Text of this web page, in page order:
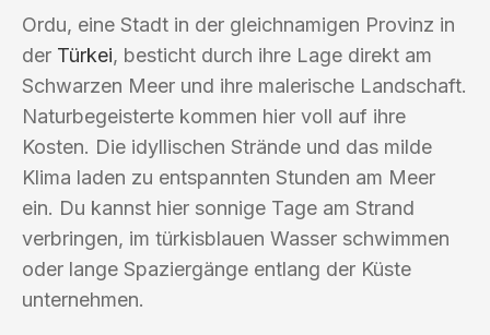
Ordu, eine Stadt in der gleichnamigen Provinz in
der Türkei, besticht durch ihre Lage direkt am
Schwarzen Meer und ihre malerische Landschaft.
Naturbegeisterte kommen hier voll auf ihre
Kosten. Die idyllischen Strände und das milde
Klima laden zu entspannten Stunden am Meer
ein. Du kannst hier sonnige Tage am Strand
verbringen, im türkisblauen Wasser schwimmen
oder lange Spaziergänge entlang der Küste
unternehmen.